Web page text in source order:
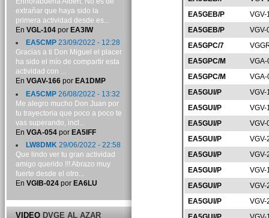
EA5GEB/P
VGV-
EA5GEB/P
VGV-
EA5GPC/7
EA5GPC/M
EA5GPC/M
EA5GUI/P
VGV-
EA5GUI/P
VGV-
EA5GUI/P
VGV-
EA5GUI/P
VGV-
EA5GUI/P
VGV-
EA5GUI/P
VGV-
EA5GUI/P
VGV-
EA5GUI/P
VGV-
extrañar que haya sido la
primera actividad desde es...
En VGL-104por EA3IW
EA5CMP23/09/2022 - 12:28
Gracias a ti Don Miguel el placer
ha sido el mío de compartir esta
actividad con ...
En VGAV-166por EA1DMP
EA5CMP26/08/2022 - 13:32
Me alegro mucho Don Juan por
tu trayectoria que poco a poco te
vas superando, incl...
En VGA-054por EA5IFF
LW8DMK29/06/2022 - 22:58
Que lindo ver tu gran actividad
amigo querido !!! Abrazo muy
fuerte desde el otro...
En VGIB-024por EA6LU
VIDEODVGE AL AZAR